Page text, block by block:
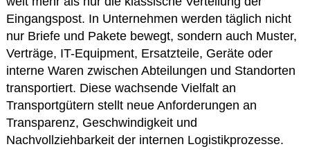
Eingangspost. In Unternehmen werden täglich nicht
nur Briefe und Pakete bewegt, sondern auch Muster,
Verträge, IT-Equipment, Ersatzteile, Geräte oder
interne Waren zwischen Abteilungen und Standorten
transportiert. Diese wachsende Vielfalt an
Transportgütern stellt neue Anforderungen an
Transparenz, Geschwindigkeit und
Nachvollziehbarkeit der internen Logistikprozesse.